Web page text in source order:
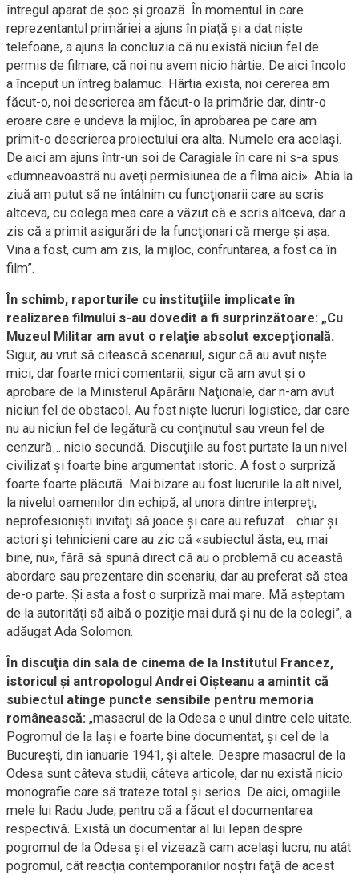
întregul aparat de şoc şi groază. În momentul în care
reprezentantul primăriei a ajuns în piaţă şi a dat nişte
telefoane, a ajuns la concluzia că nu există niciun fel de
permis de filmare, că noi nu avem nicio hârtie. De aici încolo
a început un întreg balamuc. Hârtia exista, noi cererea am
făcut-o, noi descrierea am făcut-o la primărie dar, dintr-o
eroare care e undeva la mijloc, în aprobarea pe care am
primit-o descrierea proiectului era alta. Numele era acelaşi.
De aici am ajuns într-un soi de Caragiale în care ni s-a spus
«dumneavoastră nu aveţi permisiunea de a filma aici». Abia la
ziuă am putut să ne întâlnim cu funcţionarii care au scris
altceva, cu colega mea care a văzut că e scris altceva, dar a
zis că a primit asigurări de la funcţionari că merge şi aşa.
Vina a fost, cum am zis, la mijloc, confruntarea, a fost ca în
film”.
În schimb, raporturile cu instituţiile implicate în
realizarea filmului s-au dovedit a fi surprinzătoare: „Cu
Muzeul Militar am avut o relaţie absolut excepţională.
Sigur, au vrut să citească scenariul, sigur că au avut nişte
mici, dar foarte mici comentarii, sigur că am avut şi o
aprobare de la Ministerul Apărării Naţionale, dar n-am avut
niciun fel de obstacol. Au fost nişte lucruri logistice, dar care
nu au niciun fel de legătură cu conţinutul sau vreun fel de
cenzură… nicio secundă. Discuţiile au fost purtate la un nivel
civilizat şi foarte bine argumentat istoric. A fost o surpriză
foarte foarte plăcută. Mai bizare au fost lucrurile la alt nivel,
la nivelul oamenilor din echipă, al unora dintre interpreţi,
neprofesionişti invitaţi să joace şi care au refuzat… chiar şi
actori şi tehnicieni care au zic că «subiectul ăsta, eu, mai
bine, nu», fără să spună direct că au o problemă cu această
abordare sau prezentare din scenariu, dar au preferat să stea
de-o parte. Şi asta a fost o surpriză mai mare. Mă aşteptam
de la autorităţi să aibă o poziţie mai dură şi nu de la colegi”, a
adăugat Ada Solomon.
În discuţia din sala de cinema de la Institutul Francez,
istoricul şi antropologul Andrei Oişteanu a amintit că
subiectul atinge puncte sensibile pentru memoria
românească: „masacrul de la Odesa e unul dintre cele uitate.
Pogromul de la Iaşi e foarte bine documentat, şi cel de la
Bucureşti, din ianuarie 1941, şi altele. Despre masacrul de la
Odesa sunt câteva studii, câteva articole, dar nu există nicio
monografie care să trateze total şi serios. De aici, omagiile
mele lui Radu Jude, pentru că a făcut el documentarea
respectivă. Există un documentar al lui Iepan despre
pogromul de la Odesa şi el vizează cam acelaşi lucru, nu atât
pogromul, cât reacţia contemporanilor noştri faţă de acest